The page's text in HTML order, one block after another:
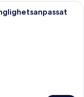
kök med en inbyggd